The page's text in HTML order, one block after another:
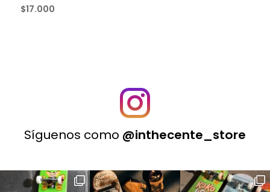
$17.000
Síguenos como @inthecente_store